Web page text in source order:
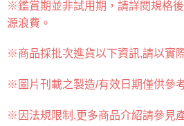
※鑑賞期並非試用期， 請詳閱規格
源浪費。
※商品採批次進貨以下資訊,請以實
※圖片刊載之製造/有效日期僅供參
※因法規限制,更多商品介紹請參見